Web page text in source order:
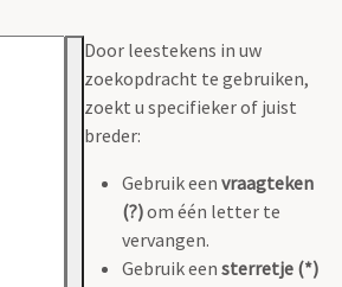
Door leestekens in uw
zoekopdracht te gebruiken,
zoekt u specifieker of juist
breder:
Gebruik een vraagteken
(?)om één letter te
vervangen.
Gebruik een sterretje (*)